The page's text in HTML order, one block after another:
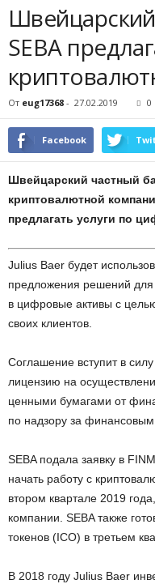
SEBA
От eug17368 - 27.02.2019 0
Facebook
Швейцарский частный
криптовалютной
предлагать услуги по
Julius Baer будет
предложения решений для
в цифровые активы с
своих клиентов.
Соглашение вступит в
лицензию на
ценными бумагами от
по надзору за
SEBA подала заявку в
начать работу с
втором квартале 2019
компании. SEBA также
токенов (ICO) в третьем
В 2018 году Julius Baer